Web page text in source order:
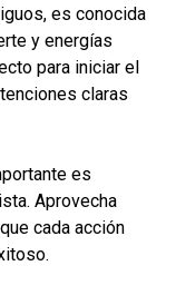
es conocida
y energías
para iniciar el
claras
es
Aprovecha
cada acción